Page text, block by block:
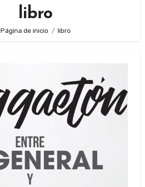
libro
Página de inicio libro